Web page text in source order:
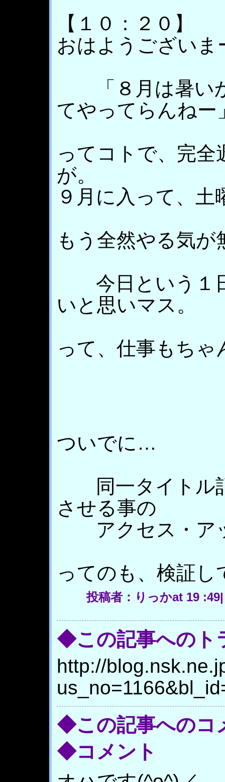
【１０：２０】
おはようございま
「８月は暑い
てやってらんねー
ってコトで、完
が。
９月に入って、
もう全然やる気
今日という１
いと思いマス。
って、仕事もち
ついでに…
同一タイトル記
させる事の
アクセス・ア
ってのも、検証し
投稿者：りっかat 19
◆この記事へのト
http://
◆この記事へのコ
◆コメント